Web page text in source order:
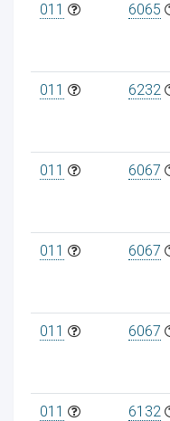
011 6065
011 6232
011 6067
011 6067
011 6067
011 6132